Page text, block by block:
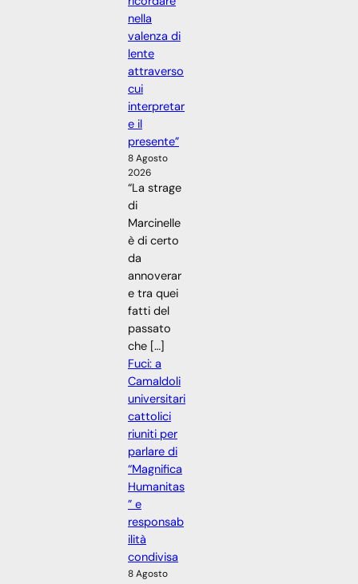
nella
valenza di
lente
attraverso
cui
interpretar
e il
presente”
8 Agosto
2026
“La strage
di
Marcinelle
è di certo
da
annoverar
e tra quei
fatti del
passato
che […]
Fuci: a
Camaldoli
universitari
cattolici
riuniti per
parlare di
“Magnifica
Humanitas
” e
responsab
ilità
condivisa
8 Agosto